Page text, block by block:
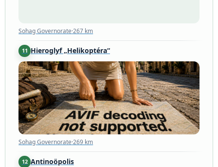
Sohag Governorate·267 km
11 Hieroglyf „Helikoptéra“
Sohag Governorate·269 km
Sohag Governorate·269 km
12 Antinoöpolis